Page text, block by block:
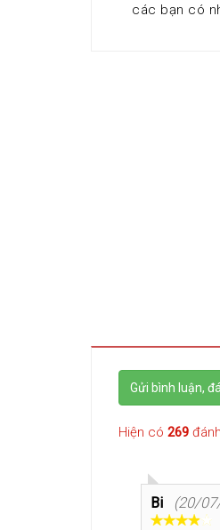
các bạn có
Gửi bình luận,
Hiện có 269
Bi (20/